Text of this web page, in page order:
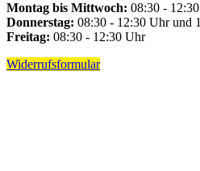
Montag bis Mittwoch: 08:30 -
Donnerstag: 08:30 - 12:30 Uhr und
Freitag: 08:30 - 12:30 Uhr
Widerrufsformular